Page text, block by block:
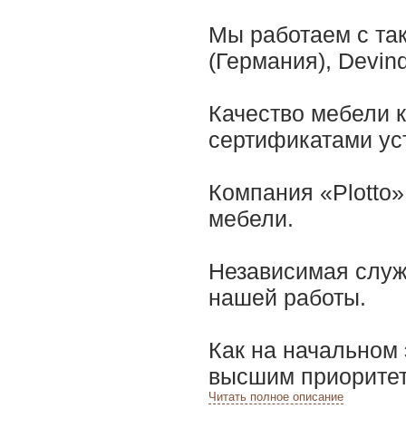
Мы работаем с
(Германия),
Качество мебели
сертификатами
Компания «Plotto»
мебели.
Независимая
нашей работы.
Как на начальном
высшим
Читать полное описание